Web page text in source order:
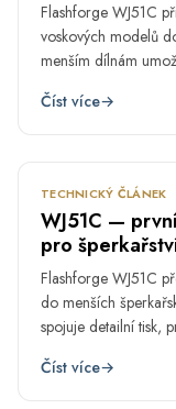
Flashforge WJ51C
voskových modelů
menším dílnám
Číst více→
DUB
TECHNICKÝ ČLÁNEK
WJ51C —
pro
Flashforge WJ51C
do menších
spojuje detailní tisk,
Číst více→
BŘE